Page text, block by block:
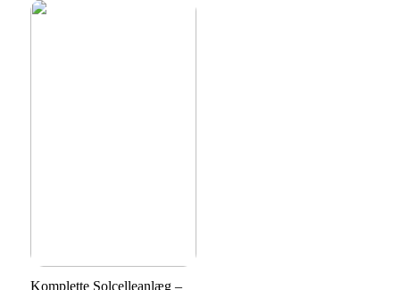
Komplette Solcelleanlæg –